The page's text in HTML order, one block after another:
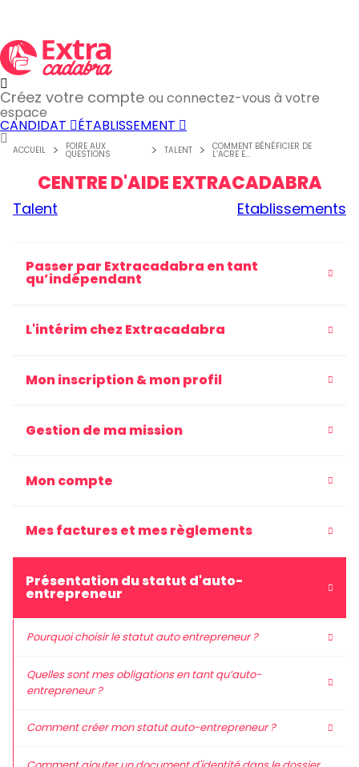
Créez votre compte ou connectez-vous à votre
espace
CANDIDAT ÉTABLISSEMENT
ACCUEIL FOIRE AUX
QUESTIONS TALENT COMMENT BÉNÉFICIER DE
L’ACRE E...
CENTRE D'AIDE EXTRACADABRA
Talent Etablissements
Passer par Extracadabra en tant
qu’indépendant
L'intérim chez Extracadabra
Mon inscription & mon profil
Gestion de ma mission
Mon compte
Mes factures et mes règlements
Présentation du statut d'auto-
entrepreneur
Pourquoi choisir le statut auto entrepreneur ?
Quelles sont mes obligations en tant qu’auto-
entrepreneur ?
Comment créer mon statut auto-entrepreneur ?